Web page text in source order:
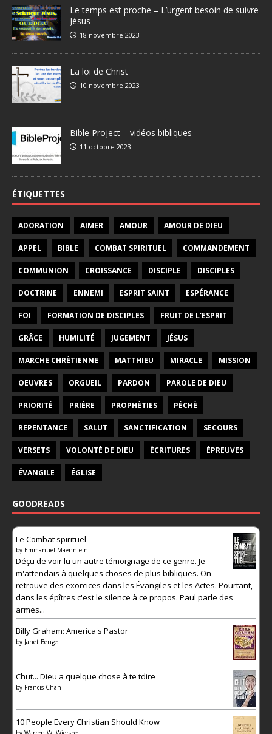
Le temps est proche – L’urgent besoin de suivre
Jésus
18 novembre 2023
La loi de Christ
10 novembre 2023
Bible Project – vidéos bibliques
11 octobre 2023
ÉTIQUETTES
ADORATION AIMER AMOUR AMOUR DE DIEU
APPEL BIBLE COMBAT SPIRITUEL COMMANDEMENT
COMMUNION CROISSANCE DISCIPLE DISCIPLES
DOCTRINE ENNEMI ESPRIT SAINT ESPÉRANCE
FOI FORMATION DE DISCIPLES FRUIT DE L'ESPRIT
GRÂCE HUMILITÉ JUGEMENT JÉSUS
MARCHE CHRÉTIENNE MATTHIEU MIRACLE MISSION
OEUVRES ORGUEIL PARDON PAROLE DE DIEU
PRIORITÉ PRIÈRE PROPHÉTIES PÉCHÉ
REPENTANCE SALUT SANCTIFICATION SECOURS
VERSETS VOLONTÉ DE DIEU ÉCRITURES ÉPREUVES
ÉVANGILE ÉGLISE
GOODREADS
Le Combat spirituel
by Emmanuel Maennlein
Déçu de voir lu un autre témoignage de ce genre. Je
m'attendais à quelques choses de plus bibliques. On
retrouve des exorcices dans les Évangiles et les Actes. Pourtant,
dans les épîtres c'est le silence à ce propos. Paul parle des
armes...
Billy Graham: America's Pastor
by Janet Benge
Chut... Dieu a quelque chose à te tdire
by Francis Chan
10 People Every Christian Should Know